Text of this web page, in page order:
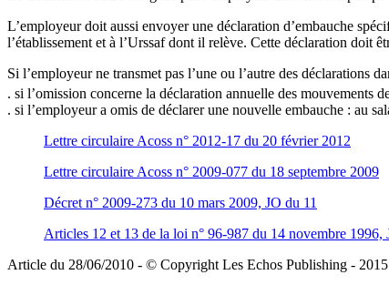
L’employeur doit aussi envoyer une déclaration d’embauche
l’établissement et à l’Urssaf dont il relève. Cette déclaration doit
Si l’employeur ne transmet pas l’une ou l’autre des déclarations
. si l’omission concerne la déclaration annuelle des mouvements
. si l’employeur a omis de déclarer une nouvelle embauche : au
Lettre circulaire Acoss n° 2012-17 du 20 février 2012
Lettre circulaire Acoss n° 2009-077 du 18 septembre 2009
Décret n° 2009-273 du 10 mars 2009, JO du 11
Articles 12 et 13 de la loi n° 96-987 du 14 novembre 1996,
Article du 28/06/2010 - © Copyright Les Echos Publishing - 2015